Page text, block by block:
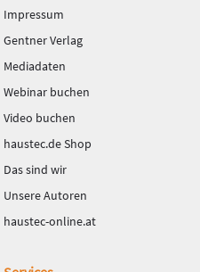
Impressum
Gentner Verlag
Mediadaten
Webinar buchen
Video buchen
haustec.de Shop
Das sind wir
Unsere Autoren
haustec-online.at